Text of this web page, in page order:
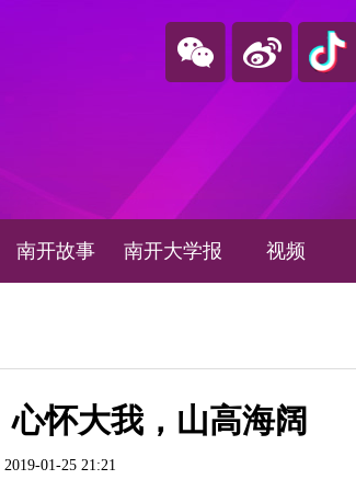
南开故事 南开大学报 视频
怀大我，山高海阔
01-25 21:21